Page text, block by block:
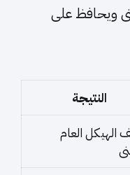
ويحافظ على
النتيجة
العام